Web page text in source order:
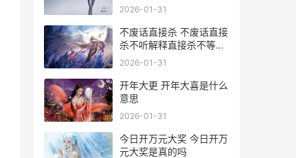
2026-01-31
不废话直接杀 不废话直接
杀不听解释直接杀不等说
话直接杀
2026-01-31
开年大更 开年大喜是什么
意思
2026-01-31
今日开万元大奖 今日开万
元大奖是真的吗